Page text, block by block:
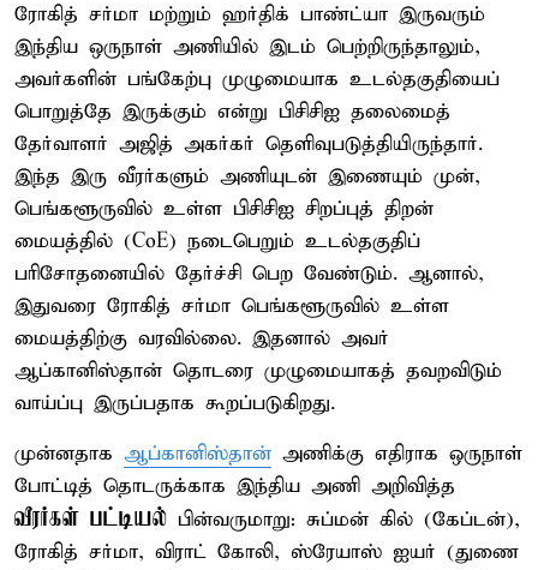
ரோகித் சர்மா மற்றும் ஹர்திக் பாண்ட்யா இருவரும்
இந்திய ஒருநாள் அணியில் இடம் பெற்றிருந்தாலும்,
அவர்களின் பங்கேற்பு முழுமையாக உடல்தகுதியைப்
பொறுத்தே இருக்கும் என்று பிசிசிஐ தலைமைத்
தேர்வாளர் அஜித் அகர்கர் தெளிவுபடுத்தியிருந்தார்.
இந்த இரு வீரர்களும் அணியுடன் இணையும் முன்,
பெங்களூருவில் உள்ள பிசிசிஐ சிறப்புத் திறன்
மையத்தில் (CoE) நடைபெறும் உடல்தகுதிப்
பரிசோதனையில் தேர்ச்சி பெற வேண்டும். ஆனால்,
இதுவரை ரோகித் சர்மா பெங்களூருவில் உள்ள
மையத்திற்கு வரவில்லை. இதனால் அவர்
ஆப்கானிஸ்தான் தொடரை முழுமையாகத் தவறவிடும்
வாய்ப்பு இருப்பதாக கூறப்படுகிறது.
முன்னதாக ஆப்கானிஸ்தான் அணிக்கு எதிராக ஒருநாள்
போட்டித் தொடருக்காக இந்திய அணி அறிவித்த
வீரர்கள் பட்டியல் பின்வருமாறு: சுப்மன் கில் (கேப்டன்),
ரோகித் சர்மா, விராட் கோலி, ஸ்ரேயாஸ் ஐயர் (துணை